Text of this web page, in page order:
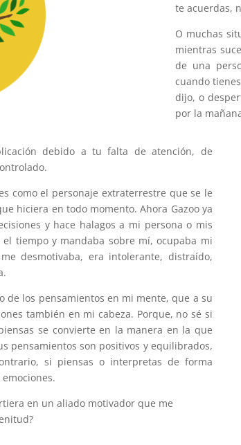
te acuerdas,
O muchas
mientras
de una
cuando
dijo, o
por la
debido a tu falta de atención, de
como el personaje extraterrestre que se le
hiciera en todo momento. Ahora Gazoo ya
y hace halagos a mi persona o mis
tiempo y mandaba sobre mí, ocupaba mi
desmotivaba, era intolerante, distraído,
de los pensamientos en mi mente, que a su
también en mi cabeza. Porque, no sé si
se convierte en la manera en la que
pensamientos son positivos y equilibrados,
si piensas o interpretas de forma
en un aliado motivador que me